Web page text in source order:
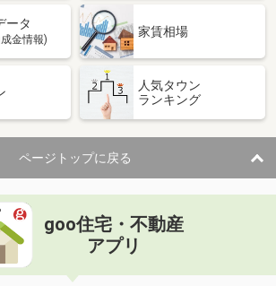
ータ
金情報)
家賃相場
人気タウン
ランキング
ページトップに戻る
goo住宅・不動産
アプリ